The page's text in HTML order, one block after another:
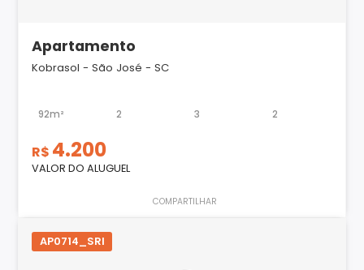
Apartamento
Kobrasol - São José - SC
92m² 2 3 2
R$ 4.200
VALOR DO ALUGUEL
COMPARTILHAR
AP0714_SRI